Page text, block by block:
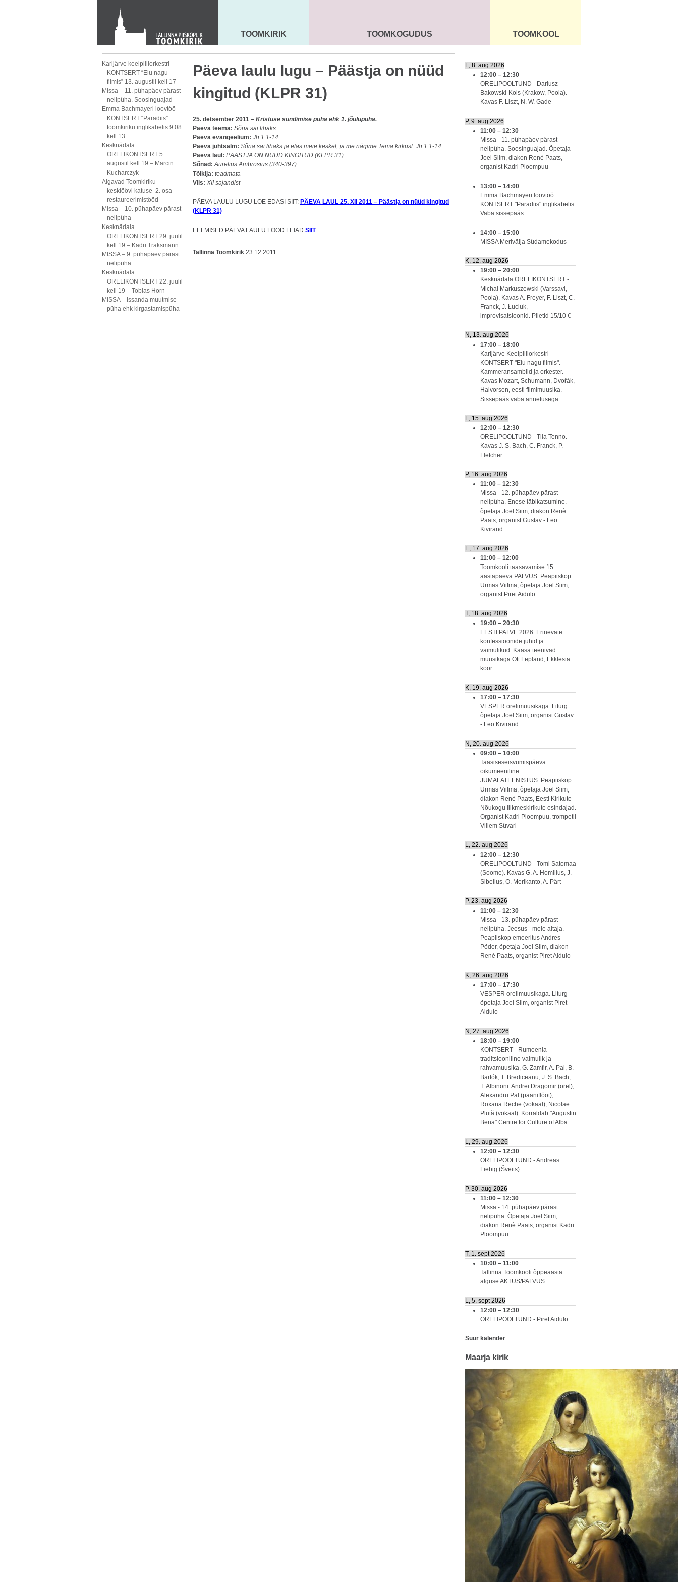
KONTAKT
Toom-Kooli 6, 10130 TALLINN
tallinna.toom@eelk.ee
MAARJA KIRIK
TOOMKIRIK SEENIORID KOGUDUS
TOOMKOGUDUS ÜLDINFO
TOOMKOOL
Karijärve keelpilliorkestri
KONTSERT “Elu nagu
filmis” 13. augustil kell 17
Missa – 11. pühapäev pärast
nelipüha. Soosinguajad
Emma Bachmayeri loovtöö
KONTSERT “Paradiis”
toomkiriku inglikabelis 9.08
kell 13
Kesknädala
ORELIKONTSERT 5.
augustil kell 19 – Marcin
Kucharczyk
Algavad Toomkiriku
kesklöövi katuse 2. osa
restaureerimistööd
Missa – 10. pühapäev pärast
nelipüha
Kesknädala
ORELIKONTSERT 29. juulil
kell 19 – Kadri Traksmann
MISSA – 9. pühapäev pärast
nelipüha
Kesknädala
ORELIKONTSERT 22. juulil
kell 19 – Tobias Horn
MISSA – Issanda muutmise
püha ehk kirgastamispüha
Päeva laulu lugu – Päästja on nüüd
kingitud (KLPR 31)
25. detsember 2011 – Kristuse sündimise püha ehk 1. jõulupüha.
Päeva teema: Sõna sai lihaks.
Päeva evangeelium: Jh 1:1-14
Päeva juhtsalm: Sõna sai lihaks ja elas meie keskel, ja me nägime Tema kirkust. Jh 1:1-14
Päeva laul: PÄÄSTJA ON NÜÜD KINGITUD (KLPR 31)
Sõnad:Aurelius Ambrosius (340-397)
Tõlkija: teadmata
Viis: XII sajandist
PÄEVA LAULU LUGU LOE EDASI SIIT: PÄEVA LAUL 25. XII 2011 – Päästja on nüüd kingitud
(KLPR 31)
EELMISED PÄEVA LAULU LOOD LEIAD SIIT
Tallinna Toomkirik 23.12.2011
L, 8. aug 2026
12:00 – 12:30
ORELIPOOLTUND - Dariusz
Bakowski-Kois (Krakow, Poola).
Kavas F. Liszt, N. W. Gade
P, 9. aug 2026
11:00 – 12:30
Missa - 11. pühapäev pärast
nelipüha. Soosinguajad. Õpetaja
Joel Siim, diakon Renè Paats,
organist Kadri Ploompuu
13:00 – 14:00
Emma Bachmayeri loovtöö
KONTSERT "Paradiis" inglikabelis.
Vaba sissepääs
14:00 – 15:00
MISSA Merivälja Südamekodus
K, 12. aug 2026
19:00 – 20:00
Kesknädala ORELIKONTSERT -
Michal Markuszewski (Varssavi,
Poola). Kavas A. Freyer, F. Liszt, C.
Franck, J. Łuciuk,
improvisatsioonid. Piletid 15/10 €
N, 13. aug 2026
17:00 – 18:00
Karijärve Keelpilliorkestri
KONTSERT "Elu nagu filmis".
Kammeransamblid ja orkester.
Kavas Mozart, Schumann, Dvořák,
Halvorsen, eesti filmimuusika.
Sissepääs vaba annetusega
L, 15. aug 2026
12:00 – 12:30
ORELIPOOLTUND - Tiia Tenno.
Kavas J. S. Bach, C. Franck, P.
Fletcher
P, 16. aug 2026
11:00 – 12:30
Missa - 12. pühapäev pärast
nelipüha. Enese läbikatsumine.
õpetaja Joel Siim, diakon Renè
Paats, organist Gustav - Leo
Kivirand
E, 17. aug 2026
11:00 – 12:00
Toomkooli taasavamise 15.
aastapäeva PALVUS. Peapiiskop
Urmas Viilma, õpetaja Joel Siim,
organist Piret Aidulo
T, 18. aug 2026
19:00 – 20:30
EESTI PALVE 2026. Erinevate
konfessioonide juhid ja
vaimulikud. Kaasa teenivad
muusikaga Ott Lepland, Ekklesia
koor
K, 19. aug 2026
17:00 – 17:30
VESPER orelimuusikaga. Liturg
õpetaja Joel Siim, organist Gustav
- Leo Kivirand
N, 20. aug 2026
09:00 – 10:00
Taasiseseisvumispäeva
oikumeeniline
JUMALATEENISTUS. Peapiiskop
Urmas Viilma, õpetaja Joel Siim,
diakon Renè Paats, Eesti Kirikute
Nõukogu liikmeskirikute esindajad.
Organist Kadri Ploompuu, trompetil
Villem Süvari
L, 22. aug 2026
12:00 – 12:30
ORELIPOOLTUND - Tomi Satomaa
(Soome). Kavas G. A. Homilius, J.
Sibelius, O. Merikanto, A. Pärt
P, 23. aug 2026
11:00 – 12:30
Missa - 13. pühapäev pärast
nelipüha. Jeesus - meie aitaja.
Peapiiskop emeeritus Andres
Põder, õpetaja Joel Siim, diakon
Renè Paats, organist Piret Aidulo
K, 26. aug 2026
17:00 – 17:30
VESPER orelimuusikaga. Liturg
õpetaja Joel Siim, organist Piret
Aidulo
N, 27. aug 2026
18:00 – 19:00
KONTSERT - Rumeenia
traditsiooniline vaimulik ja
rahvamuusika, G. Zamfir, A. Pal, B.
Bartók, T. Brediceanu, J. S. Bach,
T. Albinoni. Andrei Dragomir (orel),
Alexandru Pal (paaniflööt),
Roxana Reche (vokaal), Nicolae
Plută (vokaal). Korraldab "Augustin
Bena" Centre for Culture of Alba
L, 29. aug 2026
12:00 – 12:30
ORELIPOOLTUND - Andreas
Liebig (Šveits)
P, 30. aug 2026
11:00 – 12:30
Missa - 14. pühapäev pärast
nelipüha. Õpetaja Joel Siim,
diakon Renè Paats, organist Kadri
Ploompuu
T, 1. sept 2026
10:00 – 11:00
Tallinna Toomkooli õppeaasta
alguse AKTUS/PALVUS
L, 5. sept 2026
12:00 – 12:30
ORELIPOOLTUND - Piret Aidulo
Suur kalender
Maarja kirik